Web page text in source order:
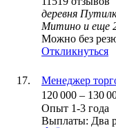
деревня
Митино и еще
Можно без
Откликнуться
Менеджер
120 000 – 130
Опыт 1-3 года
Выплаты: Два